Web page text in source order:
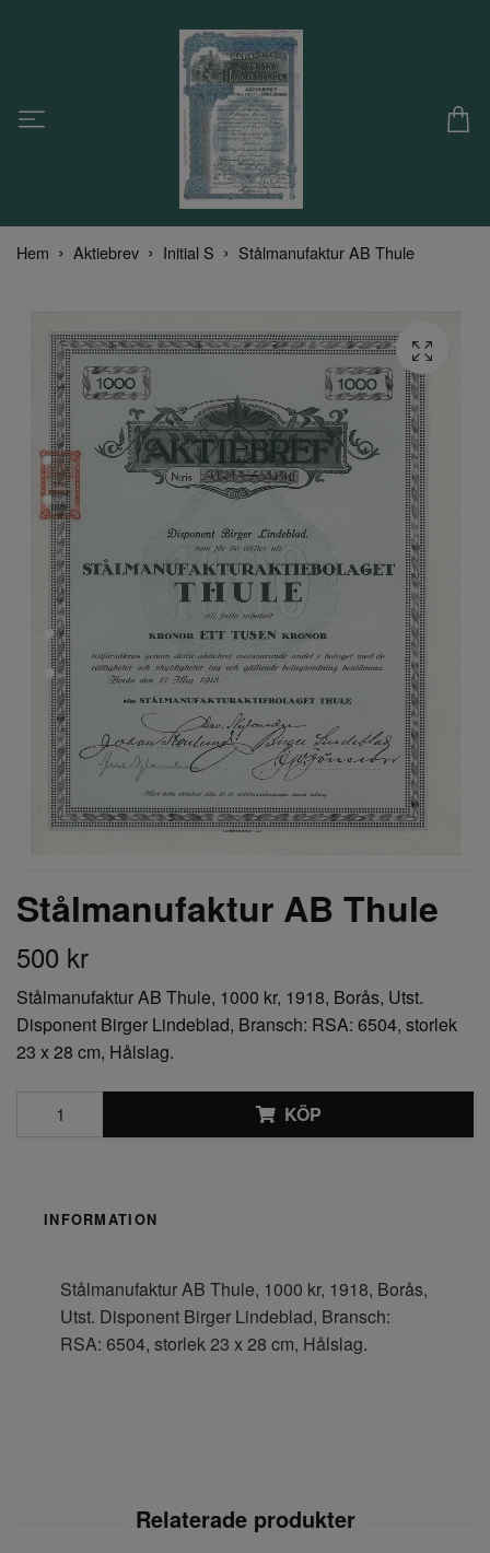
Hem Aktiebrev Initial S Stålmanufaktur AB Thule
Stålmanufaktur AB Thule
500 kr
Stålmanufaktur AB Thule, 1000 kr, 1918, Borås, Utst.
Disponent Birger Lindeblad, Bransch: RSA: 6504, storlek
23 x 28 cm, Hålslag.
KÖP
INFORMATION
Stålmanufaktur AB Thule, 1000 kr, 1918, Borås,
Utst. Disponent Birger Lindeblad, Bransch:
RSA: 6504, storlek 23 x 28 cm, Hålslag.